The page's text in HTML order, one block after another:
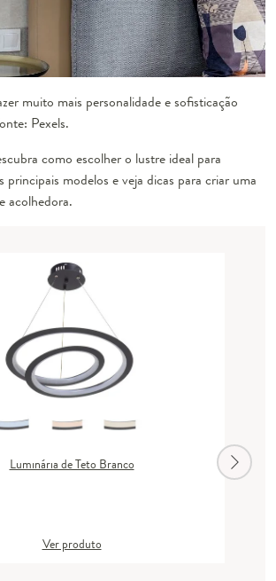
muito mais personalidade e sofisticação
Pexels.
como escolher o lustre ideal para
principais modelos e veja dicas para criar uma
acolhedora.
Luminária de Teto Branco
Ver produto